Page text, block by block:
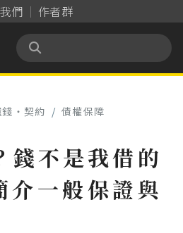
們 作者群
‧契約 / 債權保障
錢不是我借的
一般保證與